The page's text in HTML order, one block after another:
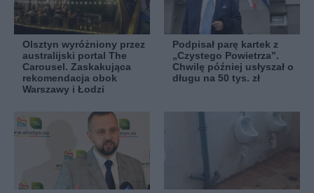
Olsztyn wyróżniony przez
australijski portal The
Carousel. Zaskakująca
rekomendacja obok
Warszawy i Łodzi
Podpisał parę kartek z
„Czystego Powietrza”.
Chwilę później usłyszał o
długu na 50 tys. zł